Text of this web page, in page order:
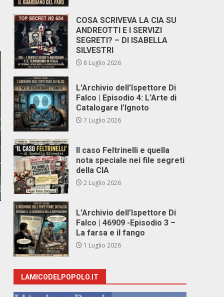
COSA SCRIVEVA LA CIA SU
ANDREOTTI E I SERVIZI
SEGRETI? – DI ISABELLA
SILVESTRI
8 Luglio 2026
L’Archivio dell’Ispettore Di
Falco | Episodio 4: L’Arte di
Catalogare l’Ignoto
7 Luglio 2026
Il caso Feltrinelli e quella
nota speciale nei file segreti
della CIA
2 Luglio 2026
L’Archivio dell’Ispettore Di
Falco | 46909 -Episodio 3 –
La farsa e il fango
1 Luglio 2026
LAMICODELPOPOLO.IT